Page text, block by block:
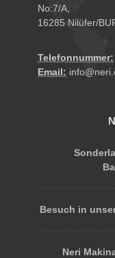
No:7/A,
16285 Nilüfer/
Telefonnummer:
Email:
Besuch in
Neri